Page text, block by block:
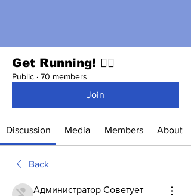
Get Running! 🏃‍♀️
Public · 70 members
Join
Discussion Media Members About
Back
Администратор Советует